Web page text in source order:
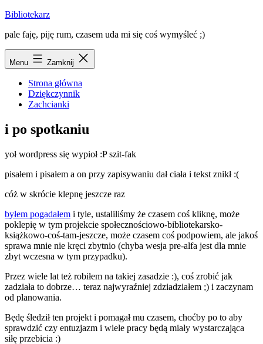
Przejdź
treści
Bibliotekarz
pale faję, piję rum, czasem uda mi się coś wymyśleć ;)
Menu Zamknij
Strona główna
Dziękczynnik
Zachcianki
i po spotkaniu
yoł wordpress się wypioł :P szit-fak
pisałem i pisałem a on przy zapisywaniu dał ciała i tekst znikł :(
cóż w skrócie klepnę jeszcze raz
byłem pogadałem i tyle, ustaliliśmy że czasem coś kliknę, może
poklepię w tym projekcie społecznościowo-bibliotekarsko-
książkowo-coś-tam-jeszcze, może czasem coś podpowiem, ale jakoś
sprawa mnie nie kręci zbytnio (chyba wesja pre-alfa jest dla mnie
zbyt wczesna w tym przypadku).
Przez wiele lat też robiłem na takiej zasadzie :), coś zrobić jak
zadziała to dobrze… teraz najwyraźniej zdziadziałem ;) i zaczynam
od planowania.
Będę śledził ten projekt i pomagał mu czasem, choćby po to aby
sprawdzić czy entuzjazm i wiele pracy będą miały wystarczająca
siłę przebicia :)